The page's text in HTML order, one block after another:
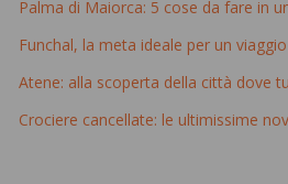
Palma di Maiorca: 5 cose da fare in
Funchal, la meta ideale per un
Atene: alla scoperta della città dove
Crociere cancellate: le ultimissime